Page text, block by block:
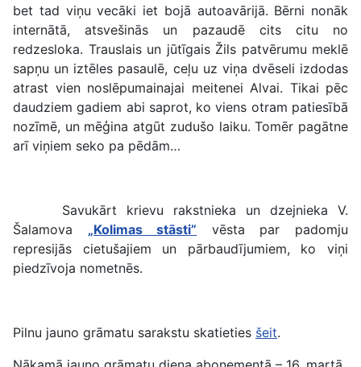
bet tad viņu vecāki iet bojā autoavārijā. Bērni nonāk
internātā, atsvešinās un pazaudē cits citu no
redzesloka. Trauslais un jūtīgais Žils patvērumu meklē
sapņu un iztēles pasaulē, ceļu uz viņa dvēseli izdodas
atrast vien noslēpumainajai meitenei Alvai. Tikai pēc
daudziem gadiem abi saprot, ko viens otram patiesībā
nozīmē, un mēģina atgūt zudušo laiku. Tomēr pagātne
arī viņiem seko pa pēdām…
Savukārt krievu rakstnieka un dzejnieka V.
Šalamova „Kolimas stāsti” vēsta par padomju
represijās cietušajiem un pārbaudījumiem, ko viņi
piedzīvoja nometnēs.
Pilnu jauno grāmatu sarakstu skatieties šeit.